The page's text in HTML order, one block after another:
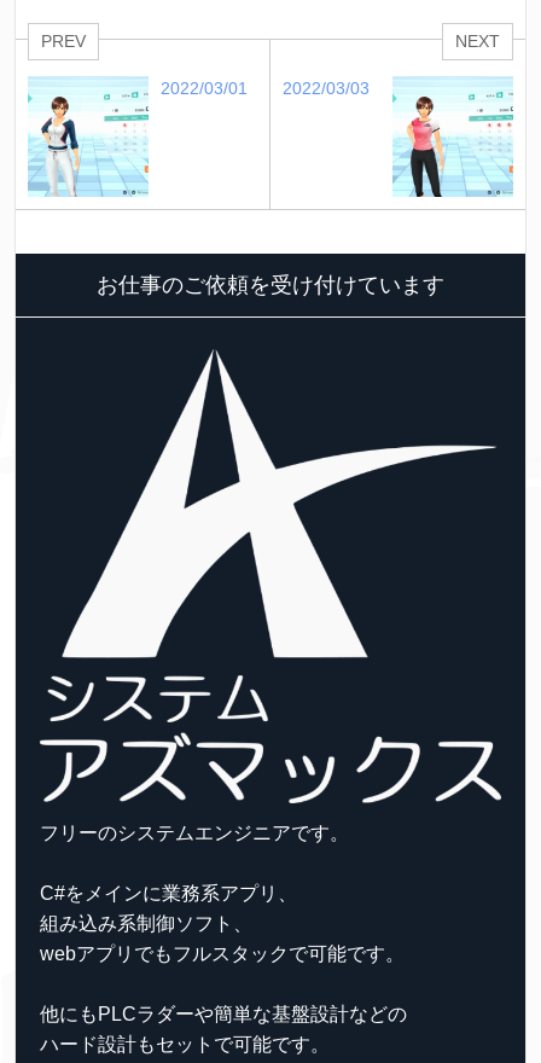
PREV
2022/03/01
NEXT
2022/03/03
お仕事のご依頼を受け付けています
フリーのシステムエンジニアです。
C#をメインに業務系アプリ、
組み込み系制御ソフト、
webアプリでもフルスタックで可能です。
他にもPLCラダーや簡単な基盤設計などの
ハード設計もセットで可能です。